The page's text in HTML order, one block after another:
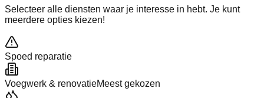
Selecteer alle diensten waar je interesse in hebt. Je kunt
meerdere opties kiezen!
Spoed reparatie
Voegwerk & renovatieMeest gekozen